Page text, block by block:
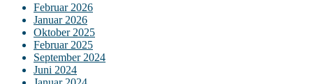
Februar 2026
Januar 2026
Oktober 2025
Februar 2025
September 2024
Juni 2024